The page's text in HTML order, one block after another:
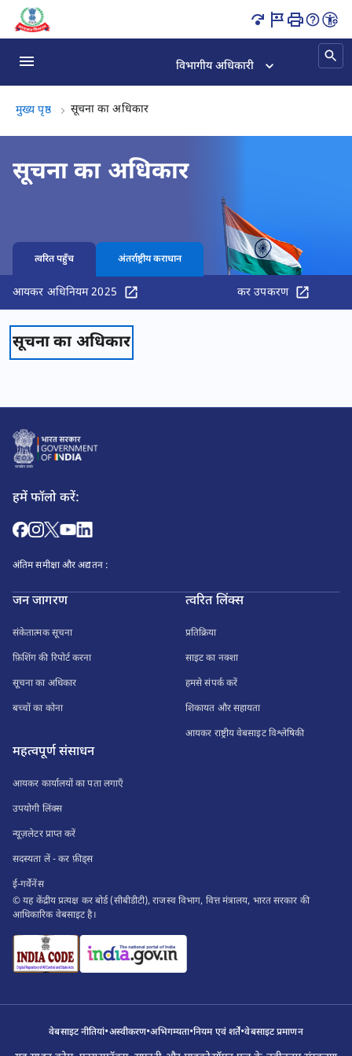
सूचना का अधिकार पृष्ठ लोड हो गया
विभागीय अधिकारी
मुख्य पृष्ठ सूचना का अधिकारसूचना का अधिकार, (2 का 2)
सूचना का अधिकार
त्वरित पहुँच अंतर्राष्ट्रीय कराधान
आयकर अधिनियम 2025 कर उपकरण
सूचना का अधिकार
हमें फॉलो करें:
अंतिम समीक्षा और अद्यतन :
जन जागरण
संकेतात्मक सूचना
फ़िशिंग की रिपोर्ट करना
सूचना का अधिकार
बच्चों का कोना
त्वरित लिंक्स
प्रतिक्रिया
साइट का नक्शा
हमसे संपर्क करें
शिकायत और सहायता
आयकर राष्ट्रीय वेबसाइट विश्लेषिकी
महत्वपूर्ण संसाधन
आयकर कार्यालयों का पता लगाएँ
उपयोगी लिंक्स
न्यूज़लेटर प्राप्त करें
सदस्यता लें - कर फ़ीड्स
ई-गर्वेनेंस
© यह केंद्रीय प्रत्यक्ष कर बोर्ड (सीबीडीटी), राजस्व विभाग, वित्त मंत्रालय, भारत सरकार की
आधिकारिक वेबसाइट है।
वेबसाइट नीतियां•अस्वीकरण•अभिगम्यता•नियम एवं शर्तें•वेबसाइट प्रमाणन